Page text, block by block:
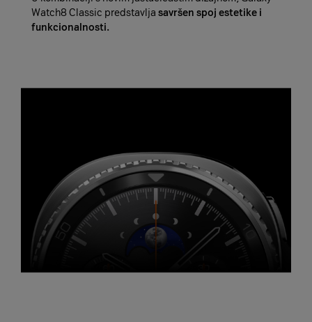
Watch8 Classic predstavlja savršen spoj estetike i
funkcionalnosti.